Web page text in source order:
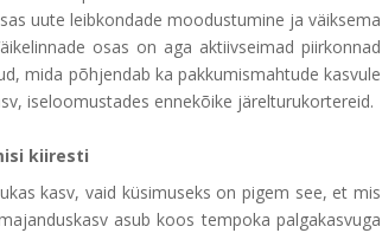
uute leibkondade moodustumine ja väiksema
osas on aga aktiivseimad piirkonnad
mida põhjendab ka pakkumismahtude kasvule
iseloomustades ennekõike järelturukortereid.
kiiresti
kasv, vaid küsimuseks on pigem see, et mis
asub koos tempoka palgakasvuga